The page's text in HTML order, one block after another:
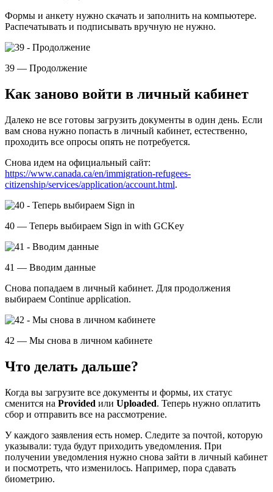
Формы и анкету нужно скачать и заполнить на компьютере.
Распечатывать и подписывать вручную не нужно.
39 — Продолжение
Как заново войти в личный кабинет
Далеко не все готовы загрузить документы в один день. Если
вам снова нужно попасть в личный кабинет, естественно,
проходить все опросы опять не потребуется.
Снова идем на официальный сайт:
https://www.canada.ca/en/immigration-refugees-
citizenship/services/application/account.html.
40 — Теперь выбираем Sign in with GCKey
41 — Вводим данные
Снова попадаем в личный кабинет. Для продолжения
выбираем Continue application.
42 — Мы снова в личном кабинете
Что делать дальше?
Когда вы загрузите все документы и формы, их статус
сменится на Provided или Uploaded. Теперь нужно оплатить
сбор и отправить все на рассмотрение.
У каждого заявления есть номер. Следите за почтой, которую
указывали: туда будут приходить уведомления. При
получении уведомления нужно снова зайти в личный кабинет
и посмотреть, что изменилось. Например, пора сдавать
биометрию.